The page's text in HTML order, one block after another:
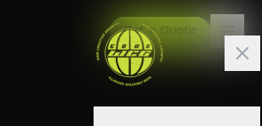
Get a Quote